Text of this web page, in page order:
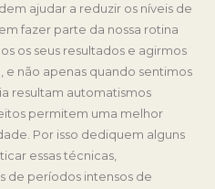
ajudar a reduzir os níveis de
fazer parte da nossa rotina
os seus resultados e agirmos
não apenas quando sentimos
resultam automatismos
permitem uma melhor
Por isso dediquem alguns
essas técnicas,
de períodos intensos de